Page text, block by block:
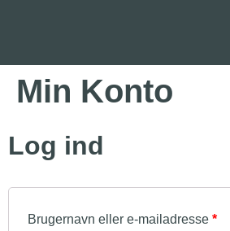
Min Konto
Log ind
Brugernavn eller e-mailadresse *